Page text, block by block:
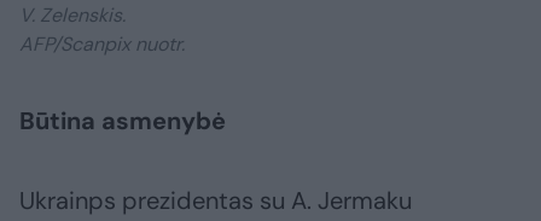
V. Zelenskis.
AFP/Scanpix nuotr.
Būtina asmenybė
Ukrainps prezidentas su A. Jermaku